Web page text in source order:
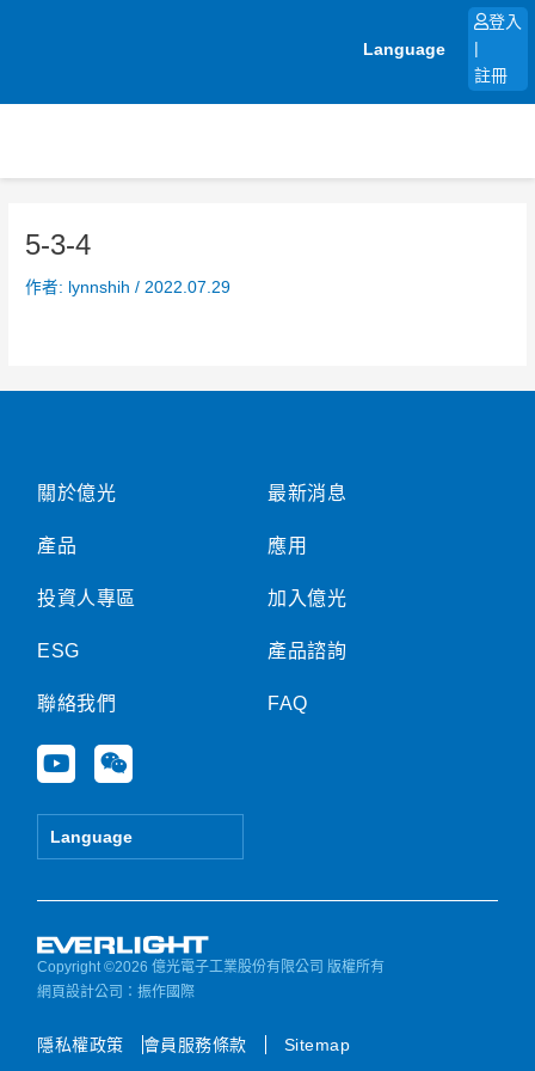
Language
登入
註冊
5-3-4
作者: lynnshih/ 2022.07.29
關於億光
產品
投資人專區
ESG
聯絡我們
Y
o
u
e
W
e
i
Language
最新消息
應用
加入億光
產品諮詢
FAQ
Copyright ©2026 億光電子工業股份有限公司 版權所有
網頁設計公司 ：振作國際
隱私權政策 會員服務條款 Sitemap